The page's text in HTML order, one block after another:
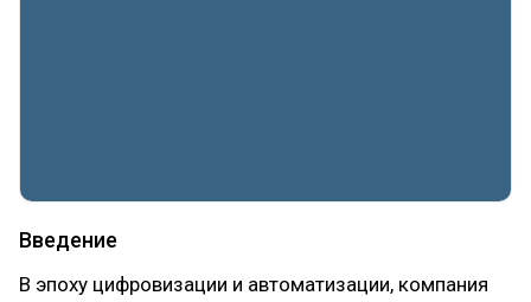
Введение
В эпоху цифровизации и автоматизации, компания